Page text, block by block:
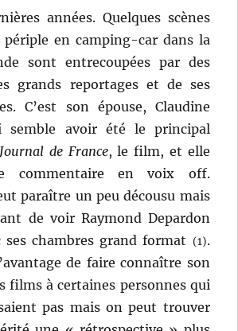
années. Quelques scènes
en camping-car dans la
sont entrecoupées par des
grands reportages et de ses
C’est son épouse, Claudine
semble avoir été le principal
Journal de France, le film, et elle
commentaire en voix off.
paraître un peu décousu mais
de voir Raymond Depardon
ses chambres grand format (1).
de faire connaître son
films à certaines personnes qui
pas mais on peut trouver